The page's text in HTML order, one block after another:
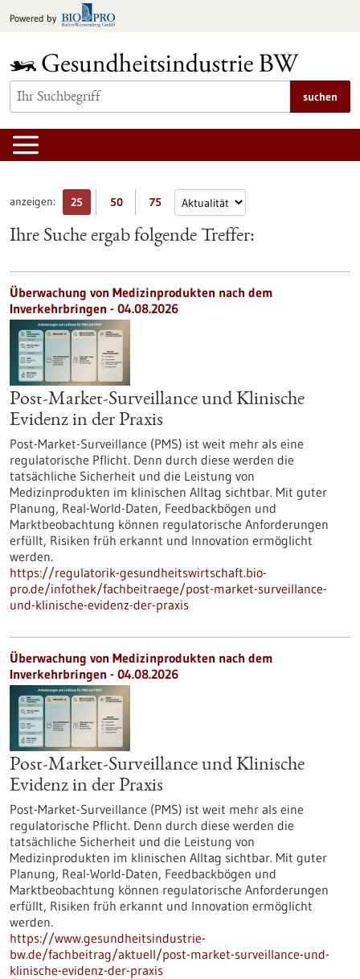
Inhalt
Powered by
suchen
anzeigen: 25 50 75
Ihre Suche ergab folgende Treffer:
Überwachung von Medizinprodukten nach dem
Inverkehrbringen - 04.08.2026
Post-Market-Surveillance und Klinische
Evidenz in der Praxis
Post-Market-Surveillance (PMS) ist weit mehr als eine
regulatorische Pflicht. Denn durch diese werden die
tatsächliche Sicherheit und die Leistung von
Medizinprodukten im klinischen Alltag sichtbar. Mit guter
Planung, Real-World-Daten, Feedbackbögen und
Marktbeobachtung können regulatorische Anforderungen
erfüllt, Risiken früh erkannt und Innovation ermöglicht
werden.
https://regulatorik-gesundheitswirtschaft.bio-
pro.de/infothek/fachbeitraege/post-market-surveillance-
und-klinische-evidenz-der-praxis
Überwachung von Medizinprodukten nach dem
Inverkehrbringen - 04.08.2026
Post-Market-Surveillance und Klinische
Evidenz in der Praxis
Post-Market-Surveillance (PMS) ist weit mehr als eine
regulatorische Pflicht. Denn durch diese werden die
tatsächliche Sicherheit und die Leistung von
Medizinprodukten im klinischen Alltag sichtbar. Mit guter
Planung, Real-World-Daten, Feedbackbögen und
Marktbeobachtung können regulatorische Anforderungen
erfüllt, Risiken früh erkannt und Innovation ermöglicht
werden.
https://www.gesundheitsindustrie-
bw.de/fachbeitrag/aktuell/post-market-surveillance-und-
klinische-evidenz-der-praxis